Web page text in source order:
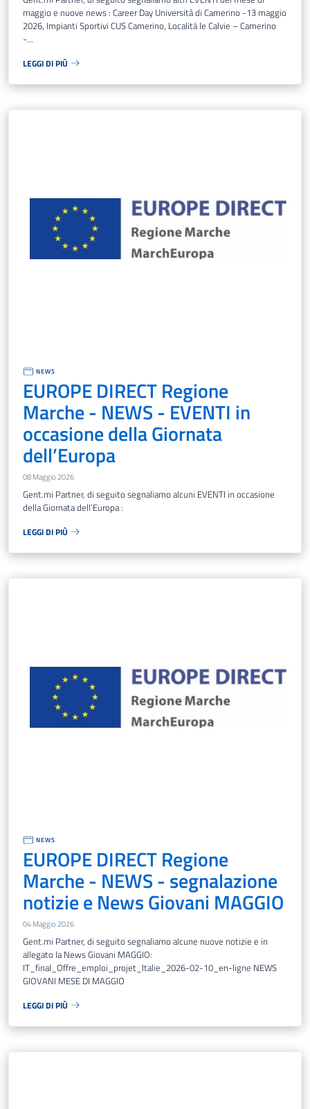
maggio e nuove news : Career Day Università di Camerino -13 maggio
2026, Impianti Sportivi CUS Camerino, Località le Calvie – Camerino
-...
LEGGI DI PIÙ
NEWS
EUROPE DIRECT Regione
Marche - NEWS - EVENTI in
occasione della Giornata
dell’Europa
08 Maggio 2026
Gent.mi Partner, di seguito segnaliamo alcuni EVENTI in occasione
della Giornata dell’Europa :
LEGGI DI PIÙ
NEWS
EUROPE DIRECT Regione
Marche - NEWS - segnalazione
notizie e News Giovani MAGGIO
04 Maggio 2026
Gent.mi Partner, di seguito segnaliamo alcune nuove notizie e in
allegato la News Giovani MAGGIO:
IT_final_Offre_emploi_projet_Italie_2026-02-10_en-ligne NEWS
GIOVANI MESE DI MAGGIO
LEGGI DI PIÙ